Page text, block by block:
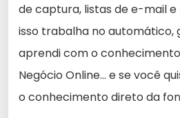
de captura, listas de e-mail e
isso trabalha no automático,
aprendi com o
Negócio Online… e se você
o conhecimento direto da